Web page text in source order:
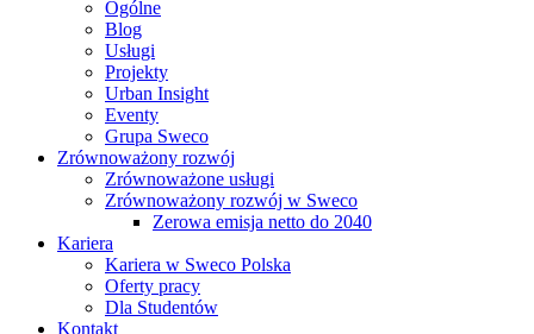
Ogólne
Blog
Usługi
Projekty
Urban Insight
Eventy
Grupa Sweco
Zrównoważony rozwój
Zrównoważone usługi
Zrównoważony rozwój w Sweco
Zerowa emisja netto do 2040
Kariera
Kariera w Sweco Polska
Oferty pracy
Dla Studentów
Kontakt